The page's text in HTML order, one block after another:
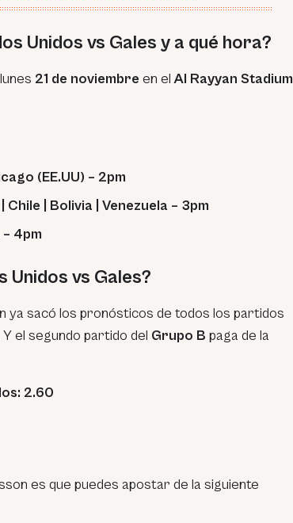
Unidos vs Gales y a qué hora?
21 de noviembre en elAl Rayyan Stadium
(EE.UU) – 2pm
Chile | Bolivia | Venezuela – 3pm
4pm
Unidos vs Gales?
ya sacó los pronósticos de todos los partidos
el segundo partido del Grupo B paga de la
2.60
es que puedes apostar de la siguiente